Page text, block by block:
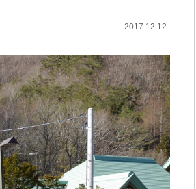
2017.12.12